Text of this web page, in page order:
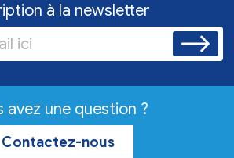
à la newsletter
avez une question ?
Contactez-nous